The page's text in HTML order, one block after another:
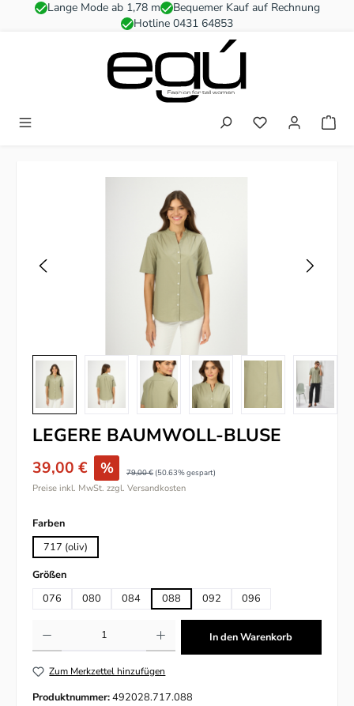
Zum Hauptinhalt springen
Lange Mode ab 1,78 m
Bequemer Kauf auf Rechnung
Hotline 0431 64853
Du hast 0
LEGERE BAUMWOLL-BLUSE
39,00 € % 79,00 € (50.63% gespart)
Preise inkl. MwSt. zzgl. Versandkosten
Farbenauswählen
717 (oliv)
Größenauswählen
076
080 084 088 092 096
In den Warenkorb
Zum Merkzettel hinzufügen
Produktnummer:492028.717.088